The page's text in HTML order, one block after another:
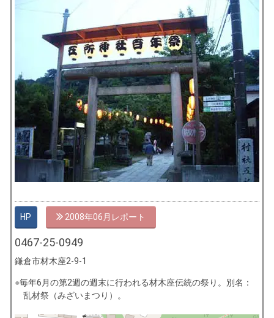
HP 2008年06月
0467-25-0949
鎌倉市材木座2-9-1
毎年6月の第2週の週末に行われる材木座伝統の祭り。別名：
乱材祭（みざいまつり）。